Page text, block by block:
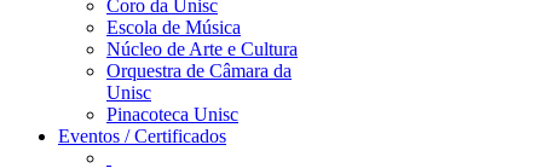
Coro da Unisc
Escola de Música
Núcleo de Arte e Cultura
Orquestra de Câmara da
Unisc
Pinacoteca Unisc
Eventos / Certificados